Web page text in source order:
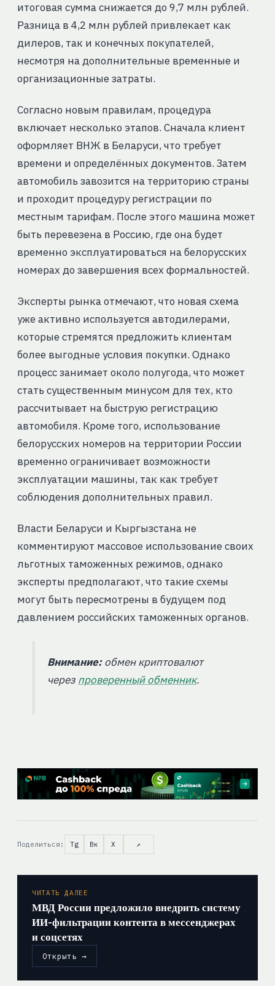
итоговая сумма снижается до 9,7 млн рублей.
Разница в 4,2 млн рублей привлекает как
дилеров, так и конечных покупателей,
несмотря на дополнительные временные и
организационные затраты.
Согласно новым правилам, процедура
включает несколько этапов. Сначала клиент
оформляет ВНЖ в Беларуси, что требует
времени и определённых документов. Затем
автомобиль завозится на территорию страны
и проходит процедуру регистрации по
местным тарифам. После этого машина может
быть перевезена в Россию, где она будет
временно эксплуатироваться на белорусских
номерах до завершения всех формальностей.
Эксперты рынка отмечают, что новая схема
уже активно используется автодилерами,
которые стремятся предложить клиентам
более выгодные условия покупки. Однако
процесс занимает около полугода, что может
стать существенным минусом для тех, кто
рассчитывает на быструю регистрацию
автомобиля. Кроме того, использование
белорусских номеров на территории России
временно ограничивает возможности
эксплуатации машины, так как требует
соблюдения дополнительных правил.
Власти Беларуси и Кыргызстана не
комментируют массовое использование своих
льготных таможенных режимов, однако
эксперты предполагают, что такие схемы
могут быть пересмотрены в будущем под
давлением российских таможенных органов.
Внимание:обмен криптовалют
через проверенный обменник.
Поделиться: Tg Вк X ↗
ЧИТАТЬ ДАЛЕЕ
МВД России предложило внедрить систему
ИИ-фильтрации контента в мессенджерах
и соцсетях
Открыть →